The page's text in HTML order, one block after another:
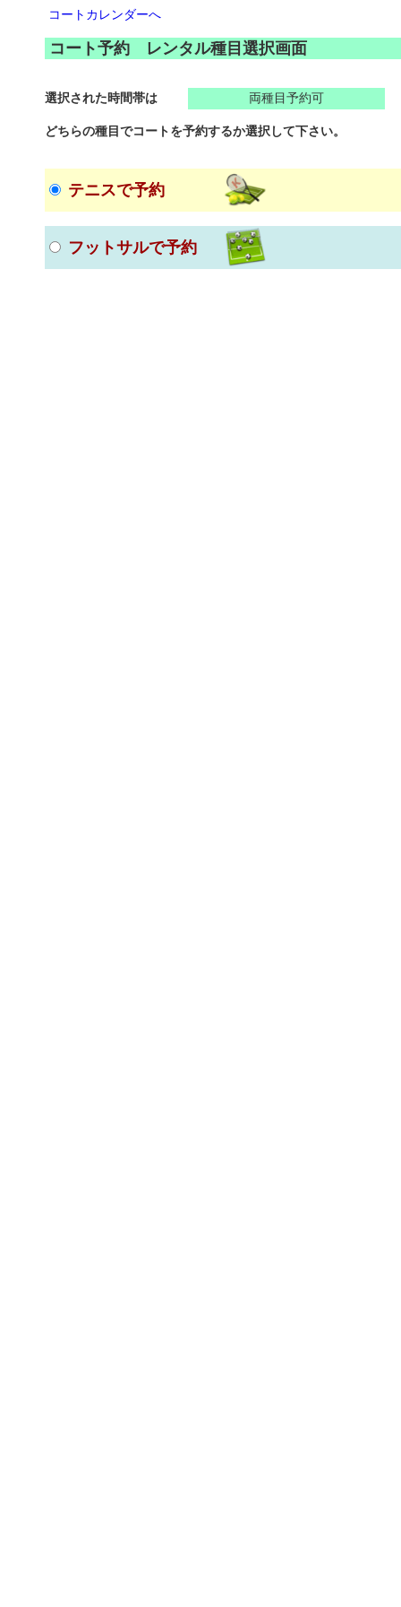
コートカレンダーへ
コート予約 レンタル種目選択画面
選択された時間帯は 両種目予約可
どちらの種目でコートを予約するか選択して下さい。
テニスで予約
フットサルで予約